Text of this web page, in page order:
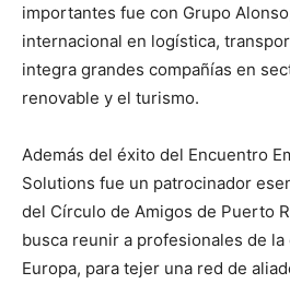
importantes fue con Grupo
internacional en logística,
integra grandes compañías en
renovable y el turismo.
Además del éxito del Encuentro
Solutions fue un patrocinador
del Círculo de Amigos de Puerto
busca reunir a profesionales de
Europa, para tejer una red de